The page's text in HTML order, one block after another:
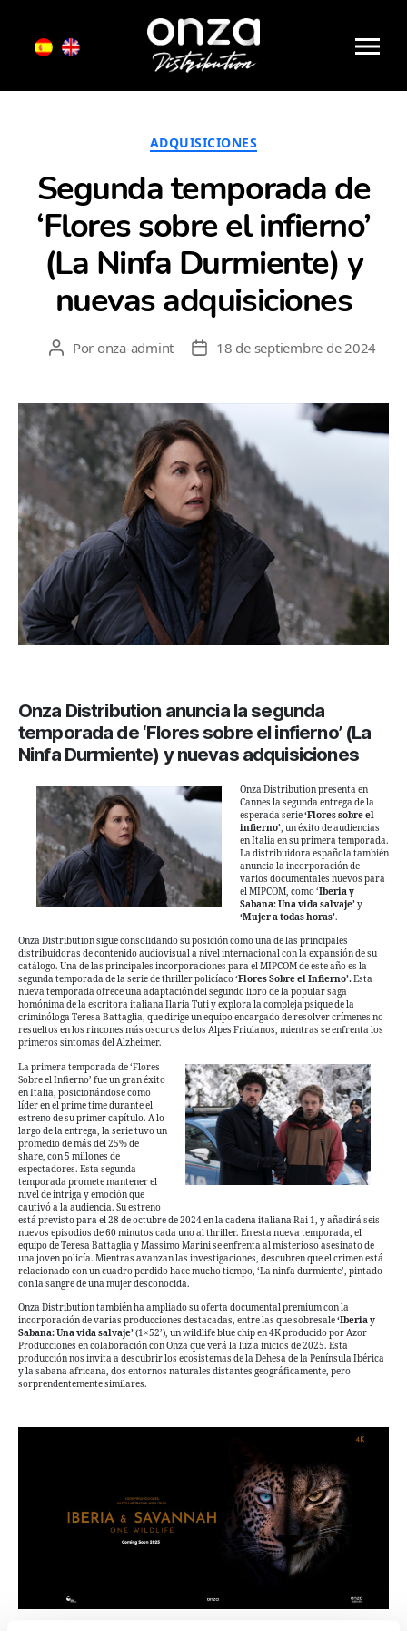
Distribution
septiembre 2024
ADQUISICIONES
Segunda temporada de
‘Flores sobre el infierno’
(La Ninfa Durmiente) y
nuevas adquisiciones
Autor
entrada
Por onza-admint
Fecha
entrada
18 de septiembre de 2024
Onza Distribution anuncia la segunda
temporada de ‘Flores sobre el infierno’ (La
Ninfa Durmiente) y nuevas adquisiciones
Onza Distribution presenta en
Cannes la segunda entrega de la
esperada serie‘Flores sobre el
infierno’, un éxito de audiencias
en Italia en su primera temporada.
La distribuidora española también
anuncia la incorporación de
varios documentales nuevos para
el MIPCOM, como ‘Iberia y
Sabana: Una vida salvaje’y
‘Mujer a todas horas’.
Onza Distribution sigue consolidando su posición como una de las principales
distribuidoras de contenido audiovisual a nivel internacional con la expansión de su
catálogo. Una de las principales incorporaciones para el MIPCOM de este año es la
segunda temporada de la serie de thriller policíaco‘Flores Sobre el Infierno’.Esta
nueva temporada ofrece una adaptación del segundo libro de la popular saga
homónima de la escritora italiana Ilaria Tuti y explora la compleja psique de la
criminóloga Teresa Battaglia, que dirige un equipo encargado de resolver crímenes no
resueltos en los rincones más oscuros de los Alpes Friulanos, mientras se enfrenta los
primeros síntomas del Alzheimer.
La primera temporada de ‘Flores
Sobre el Infierno’ fue un gran éxito
en Italia, posicionándose como
líder en el prime time durante el
estreno de su primer capítulo. A lo
largo de la entrega, la serie tuvo un
promedio de más del 25% de
share, con 5 millones de
espectadores. Esta segunda
temporada promete mantener el
nivel de intriga y emoción que
cautivó a la audiencia. Su estreno
está previsto para el 28 de octubre de 2024 en la cadena italiana Rai 1, y añadirá seis
nuevos episodios de 60 minutos cada uno al thriller. En esta nueva temporada, el
equipo de Teresa Battaglia y Massimo Marini se enfrenta al misterioso asesinato de
una joven policía. Mientras avanzan las investigaciones, descubren que el crimen está
relacionado con un cuadro perdido hace mucho tiempo, ‘La ninfa durmiente’, pintado
con la sangre de una mujer desconocida.
Onza Distribution también ha ampliado su oferta documental premium con la
incorporación de varias producciones destacadas, entre las que sobresale‘Iberia y
Sabana: Una vida salvaje’(1×52’), un wildlife blue chip en 4K producido por Azor
Producciones en colaboración con Onza que verá la luz a inicios de 2025. Esta
producción nos invita a descubrir los ecosistemas de la Dehesa de la Península Ibérica
y la sabana africana, dos entornos naturales distantes geográficamente, pero
sorprendentemente similares.